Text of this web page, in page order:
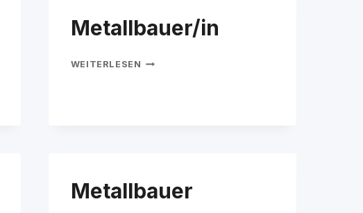
Metallbauer/in
WEITERLESEN METALLBAUER/IN
Metallbauer